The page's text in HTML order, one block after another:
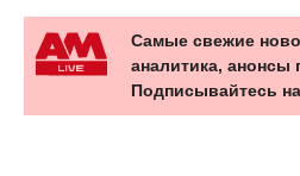
Самые свежие
аналитика, анонсы
Подписывайтесь